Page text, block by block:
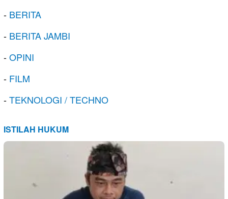
- BERITA
- BERITA JAMBI
-OPINI
- FILM
-TEKNOLOGI / TECHNO
ISTILAH HUKUM